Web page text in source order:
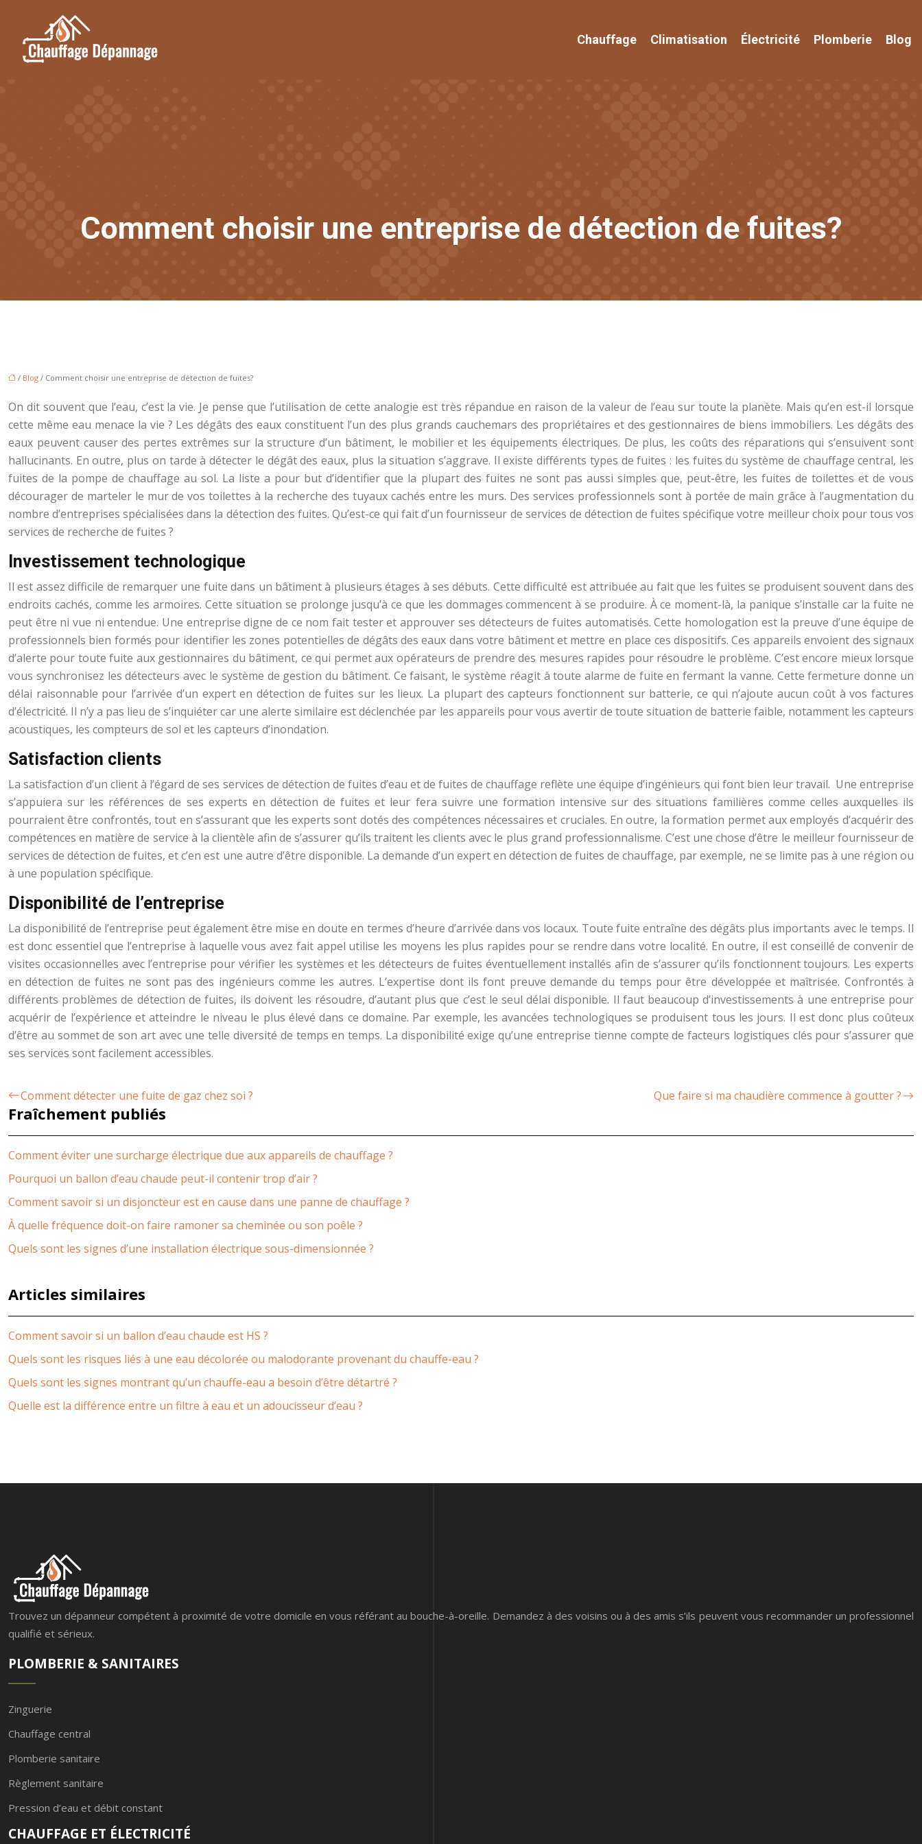
Chauffage Climatisation Électricité Plomberie Blog
Comment choisir une entreprise de détection de fuites?
/ Blog / Comment choisir une entreprise de détection de fuites?
On dit souvent que l’eau, c’est la vie. Je pense que l’utilisation de cette analogie est très répandue en raison de la valeur de l’eau sur toute la planète. Mais qu’en est-il lorsque
cette même eau menace la vie ? Les dégâts des eaux constituent l’un des plus grands cauchemars des propriétaires et des gestionnaires de biens immobiliers. Les dégâts des
eaux peuvent causer des pertes extrêmes sur la structure d’un bâtiment, le mobilier et les équipements électriques. De plus, les coûts des réparations qui s’ensuivent sont
hallucinants. En outre, plus on tarde à détecter le dégât des eaux, plus la situation s’aggrave. Il existe différents types de fuites : les fuites du système de chauffage central, les
fuites de la pompe de chauffage au sol. La liste a pour but d’identifier que la plupart des fuites ne sont pas aussi simples que, peut-être, les fuites de toilettes et de vous
décourager de marteler le mur de vos toilettes à la recherche des tuyaux cachés entre les murs. Des services professionnels sont à portée de main grâce à l’augmentation du
nombre d’entreprises spécialisées dans la détection des fuites. Qu’est-ce qui fait d’un fournisseur de services de détection de fuites spécifique votre meilleur choix pour tous vos
services de recherche de fuites ?
Investissement technologique
Il est assez difficile de remarquer une fuite dans un bâtiment à plusieurs étages à ses débuts. Cette difficulté est attribuée au fait que les fuites se produisent souvent dans des
endroits cachés, comme les armoires. Cette situation se prolonge jusqu’à ce que les dommages commencent à se produire. À ce moment-là, la panique s’installe car la fuite ne
peut être ni vue ni entendue. Une entreprise digne de ce nom fait tester et approuver ses détecteurs de fuites automatisés. Cette homologation est la preuve d’une équipe de
professionnels bien formés pour identifier les zones potentielles de dégâts des eaux dans votre bâtiment et mettre en place ces dispositifs. Ces appareils envoient des signaux
d’alerte pour toute fuite aux gestionnaires du bâtiment, ce qui permet aux opérateurs de prendre des mesures rapides pour résoudre le problème. C’est encore mieux lorsque
vous synchronisez les détecteurs avec le système de gestion du bâtiment. Ce faisant, le système réagit à toute alarme de fuite en fermant la vanne. Cette fermeture donne un
délai raisonnable pour l’arrivée d’un expert en détection de fuites sur les lieux. La plupart des capteurs fonctionnent sur batterie, ce qui n’ajoute aucun coût à vos factures
d’électricité. Il n’y a pas lieu de s’inquiéter car une alerte similaire est déclenchée par les appareils pour vous avertir de toute situation de batterie faible, notamment les capteurs
acoustiques, les compteurs de sol et les capteurs d’inondation.
Satisfaction clients
La satisfaction d’un client à l’égard de ses services de détection de fuites d’eau et de fuites de chauffage reflète une équipe d’ingénieurs qui font bien leur travail. Une entreprise
s’appuiera sur les références de ses experts en détection de fuites et leur fera suivre une formation intensive sur des situations familières comme celles auxquelles ils
pourraient être confrontés, tout en s’assurant que les experts sont dotés des compétences nécessaires et cruciales. En outre, la formation permet aux employés d’acquérir des
compétences en matière de service à la clientèle afin de s’assurer qu’ils traitent les clients avec le plus grand professionnalisme. C’est une chose d’être le meilleur fournisseur de
services de détection de fuites, et c’en est une autre d’être disponible. La demande d’un expert en détection de fuites de chauffage, par exemple, ne se limite pas à une région ou
à une population spécifique.
Disponibilité de l’entreprise
La disponibilité de l’entreprise peut également être mise en doute en termes d’heure d’arrivée dans vos locaux. Toute fuite entraîne des dégâts plus importants avec le temps. Il
est donc essentiel que l’entreprise à laquelle vous avez fait appel utilise les moyens les plus rapides pour se rendre dans votre localité. En outre, il est conseillé de convenir de
visites occasionnelles avec l’entreprise pour vérifier les systèmes et les détecteurs de fuites éventuellement installés afin de s’assurer qu’ils fonctionnent toujours. Les experts
en détection de fuites ne sont pas des ingénieurs comme les autres. L’expertise dont ils font preuve demande du temps pour être développée et maîtrisée. Confrontés à
différents problèmes de détection de fuites, ils doivent les résoudre, d’autant plus que c’est le seul délai disponible. Il faut beaucoup d’investissements à une entreprise pour
acquérir de l’expérience et atteindre le niveau le plus élevé dans ce domaine. Par exemple, les avancées technologiques se produisent tous les jours. Il est donc plus coûteux
d’être au sommet de son art avec une telle diversité de temps en temps. La disponibilité exige qu’une entreprise tienne compte de facteurs logistiques clés pour s’assurer que
ses services sont facilement accessibles.
Comment détecter une fuite de gaz chez soi ? Que faire si ma chaudière commence à goutter ?
Fraîchement publiés
Comment éviter une surcharge électrique due aux appareils de chauffage ?
Pourquoi un ballon d’eau chaude peut-il contenir trop d’air ?
Comment savoir si un disjoncteur est en cause dans une panne de chauffage ?
À quelle fréquence doit-on faire ramoner sa cheminée ou son poêle ?
Quels sont les signes d’une installation électrique sous-dimensionnée ?
Articles similaires
Comment savoir si un ballon d’eau chaude est HS ?
Quels sont les risques liés à une eau décolorée ou malodorante provenant du chauffe-eau ?
Quels sont les signes montrant qu’un chauffe-eau a besoin d’être détartré ?
Quelle est la différence entre un filtre à eau et un adoucisseur d’eau ?
Trouvez un dépanneur compétent à proximité de votre domicile en vous référant au bouche-à-oreille. Demandez à des voisins ou à des amis s’ils peuvent vous recommander un professionnel
qualifié et sérieux.
PLOMBERIE & SANITAIRES
Zinguerie
Chauffage central
Plomberie sanitaire
Règlement sanitaire
Pression d’eau et débit constant
CHAUFFAGE ET ÉLECTRICITÉ